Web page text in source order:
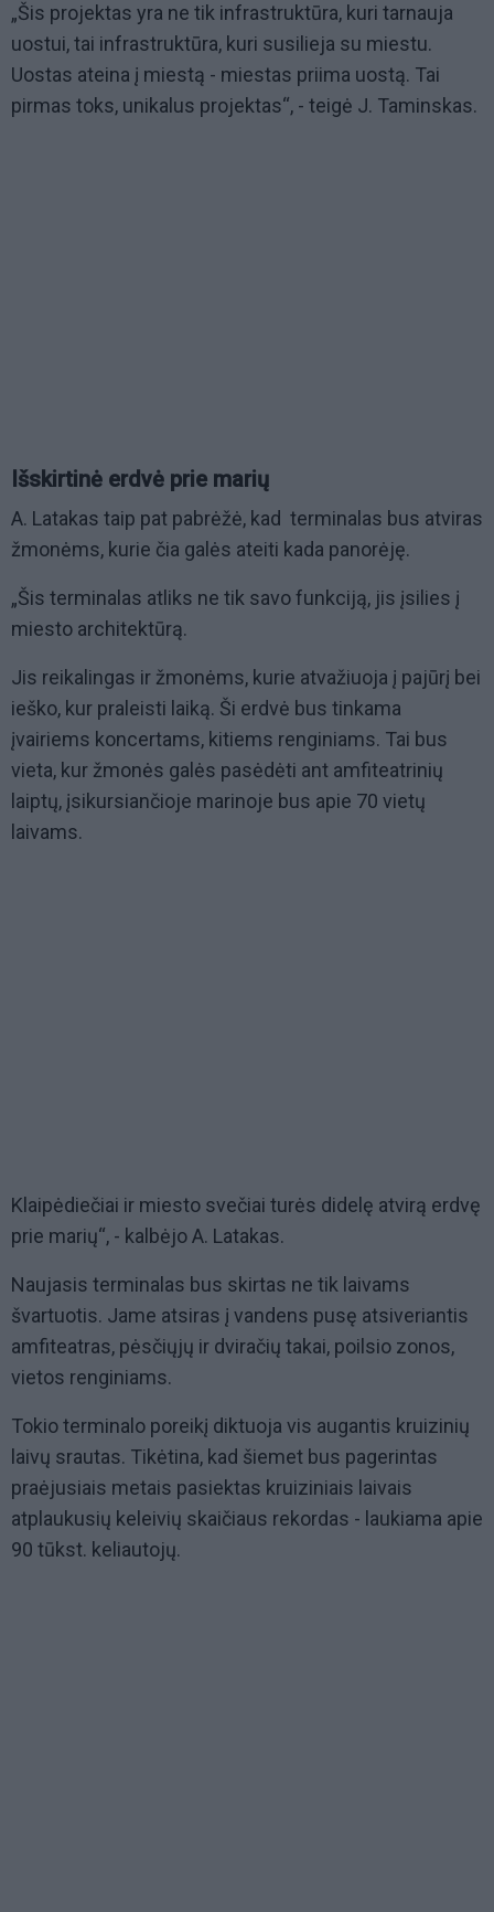
„Šis projektas yra ne tik infrastruktūra, kuri tarnauja
uostui, tai infrastruktūra, kuri susilieja su miestu.
Uostas ateina į miestą - miestas priima uostą. Tai
pirmas toks, unikalus projektas“, - teigė J. Taminskas.
Išskirtinė erdvė prie marių
A. Latakas taip pat pabrėžė, kad terminalas bus atviras
žmonėms, kurie čia galės ateiti kada panorėję.
„Šis terminalas atliks ne tik savo funkciją, jis įsilies į
miesto architektūrą.
Jis reikalingas ir žmonėms, kurie atvažiuoja į pajūrį bei
ieško, kur praleisti laiką. Ši erdvė bus tinkama
įvairiems koncertams, kitiems renginiams. Tai bus
vieta, kur žmonės galės pasėdėti ant amfiteatrinių
laiptų, įsikursiančioje marinoje bus apie 70 vietų
laivams.
Klaipėdiečiai ir miesto svečiai turės didelę atvirą erdvę
prie marių“, - kalbėjo A. Latakas.
Naujasis terminalas bus skirtas ne tik laivams
švartuotis. Jame atsiras į vandens pusę atsiveriantis
amfiteatras, pėsčiųjų ir dviračių takai, poilsio zonos,
vietos renginiams.
Tokio terminalo poreikį diktuoja vis augantis kruizinių
laivų srautas. Tikėtina, kad šiemet bus pagerintas
praėjusiais metais pasiektas kruiziniais laivais
atplaukusių keleivių skaičiaus rekordas - laukiama apie
90 tūkst. keliautojų.